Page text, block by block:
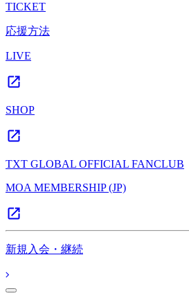
TICKET
応援方法
LIVE
SHOP
TXT GLOBAL OFFICIAL FANCLUB
MOA MEMBERSHIP (JP)
新規入会・継続